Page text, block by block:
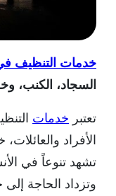
خدمات التنظيف
السجاد، الكنب،
تعتبرخدمات
الأفراد
تشهد تنوعاً في
وتزداد الحاجة